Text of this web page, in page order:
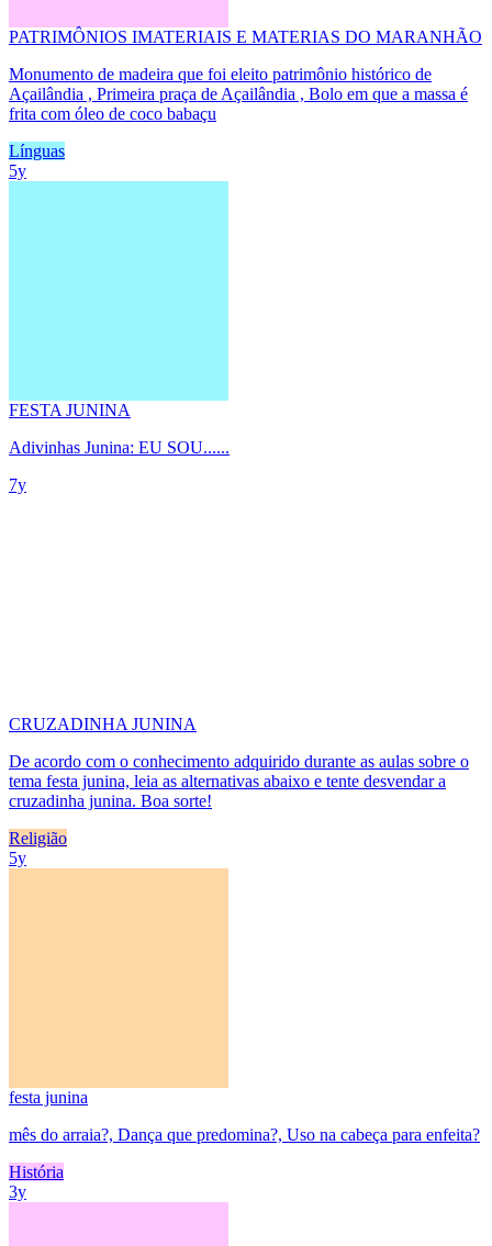
PATRIMÔNIOS IMATERIAIS E MATERIAS DO MARANHÃO
Monumento de madeira que foi eleito patrimônio histórico de
Açailândia , Primeira praça de Açailândia , Bolo em que a massa é
frita com óleo de coco babaçu
Línguas
5y
FESTA JUNINA
Adivinhas Junina: EU SOU......
7y
CRUZADINHA JUNINA
De acordo com o conhecimento adquirido durante as aulas sobre o
tema festa junina, leia as alternativas abaixo e tente desvendar a
cruzadinha junina. Boa sorte!
Religião
5y
festa junina
mês do arraia?, Dança que predomina?, Uso na cabeça para enfeita?
História
3y